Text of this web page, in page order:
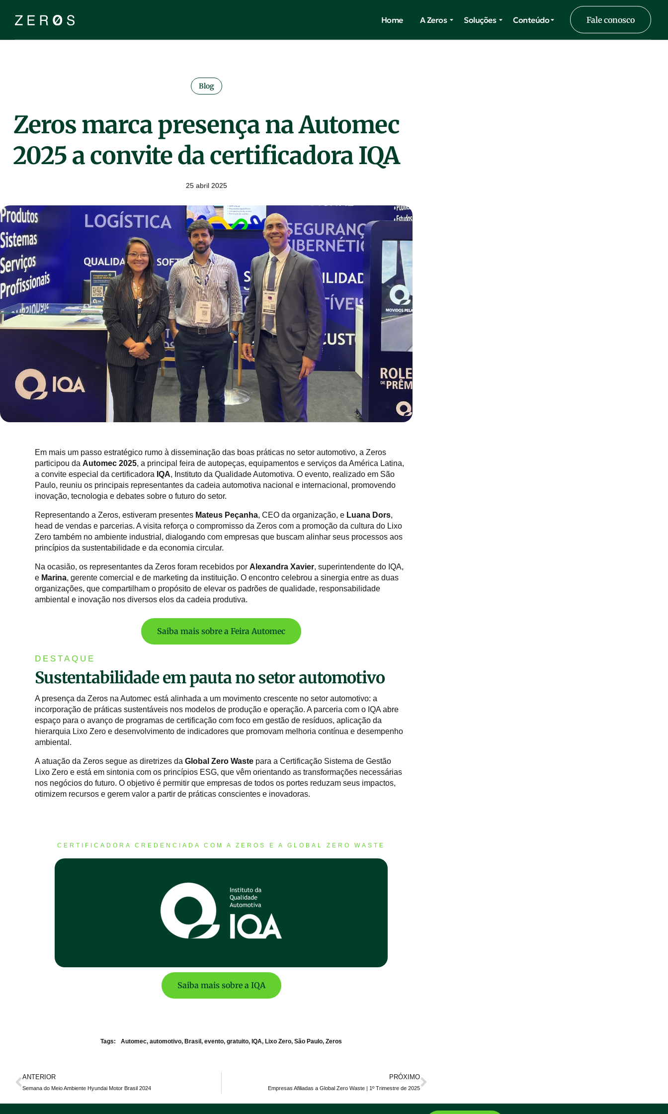
Home A Zeros Soluções Conteúdo Fale conosco
Blog
Zeros marca presença na Automec
2025 a convite da certificadora IQA
25 abril 2025
Em mais um passo estratégico rumo à disseminação das boas práticas no setor automotivo, a Zeros
participou da Automec 2025, a principal feira de autopeças, equipamentos e serviços da América Latina,
a convite especial da certificadora IQA, Instituto da Qualidade Automotiva. O evento, realizado em São
Paulo, reuniu os principais representantes da cadeia automotiva nacional e internacional, promovendo
inovação, tecnologia e debates sobre o futuro do setor.
Representando a Zeros, estiveram presentes Mateus Peçanha, CEO da organização, e Luana Dors,
head de vendas e parcerias. A visita reforça o compromisso da Zeros com a promoção da cultura do Lixo
Zero também no ambiente industrial, dialogando com empresas que buscam alinhar seus processos aos
princípios da sustentabilidade e da economia circular.
Na ocasião, os representantes da Zeros foram recebidos por Alexandra Xavier, superintendente do IQA,
e Marina, gerente comercial e de marketing da instituição. O encontro celebrou a sinergia entre as duas
organizações, que compartilham o propósito de elevar os padrões de qualidade, responsabilidade
ambiental e inovação nos diversos elos da cadeia produtiva.
Saiba mais sobre a Feira Automec
DESTAQUE
Sustentabilidade em pauta no setor automotivo
A presença da Zeros na Automec está alinhada a um movimento crescente no setor automotivo: a
incorporação de práticas sustentáveis nos modelos de produção e operação. A parceria com o IQA abre
espaço para o avanço de programas de certificação com foco em gestão de resíduos, aplicação da
hierarquia Lixo Zero e desenvolvimento de indicadores que promovam melhoria contínua e desempenho
ambiental.
A atuação da Zeros segue as diretrizes da Global Zero Waste para a Certificação Sistema de Gestão
Lixo Zero e está em sintonia com os princípios ESG, que vêm orientando as transformações necessárias
nos negócios do futuro. O objetivo é permitir que empresas de todos os portes reduzam seus impactos,
otimizem recursos e gerem valor a partir de práticas conscientes e inovadoras.
CERTIFICADORA CREDENCIADA COM A ZEROS E A GLOBAL ZERO WASTE
Saiba mais sobre a IQA
Tags: Automec, automotivo, Brasil, evento, gratuito, IQA, Lixo Zero, São Paulo, Zeros
ANTERIOR
Semana do Meio Ambiente Hyundai Motor Brasil 2024
PRÓXIMO
Empresas Afiliadas a Global Zero Waste | 1º Trimestre de 2025